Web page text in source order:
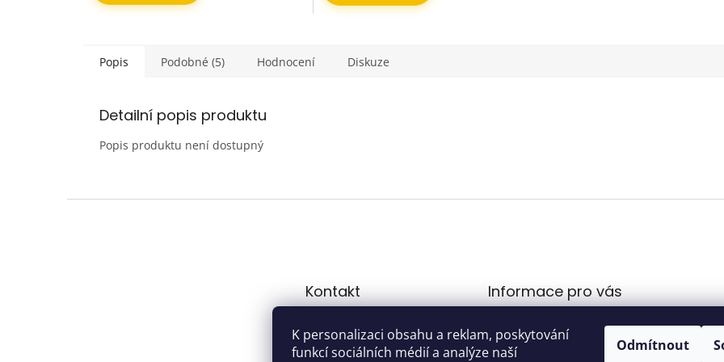
K personalizaci obsahu a reklam, poskytování
funkcí sociálních médií a analýze naší
Odmítnout
Popis Podobné (5) Hodnocení Diskuze
Detailní popis produktu
Popis produktu není dostupný
Kontakt
gmail.com
Informace pro vás
Podmínky ochrany
osobních údajů